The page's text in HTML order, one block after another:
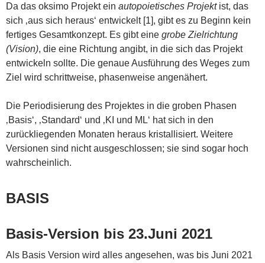
Da das oksimo Projekt ein autopoietisches Projektist, das
sich ‚aus sich heraus‘ entwickelt [1], gibt es zu Beginn kein
fertiges Gesamtkonzept. Es gibt eine grobe Zielrichtung
(Vision), die eine Richtung angibt, in die sich das Projekt
entwickeln sollte. Die genaue Ausführung des Weges zum
Ziel wird schrittweise, phasenweise angenähert.
Die Periodisierung des Projektes in die groben Phasen
‚Basis‘, ‚Standard‘ und ‚KI und ML‘ hat sich in den
zurückliegenden Monaten heraus kristallisiert. Weitere
Versionen sind nicht ausgeschlossen; sie sind sogar hoch
wahrscheinlich.
BASIS
Basis-Version bis 23.Juni 2021
Als Basis Version wird alles angesehen, was bis Juni 2021